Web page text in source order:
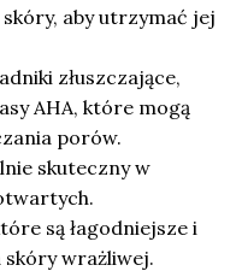
aby utrzymać jej
złuszczające,
AHA, które mogą
porów.
skuteczny w
są łagodniejsze i
wrażliwej.